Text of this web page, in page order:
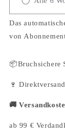
Das
von
📦Bruchsichere
🍷
🚚
ab 99 €